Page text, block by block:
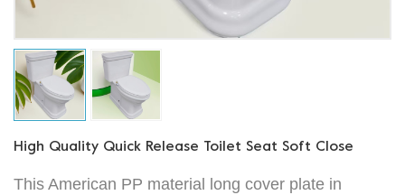
High Quality Quick Release Toilet Seat Soft Close
This American PP material long cover plate in